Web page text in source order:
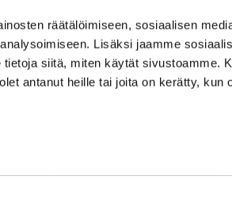
räätälöimiseen, sosiaalisen
Lisäksi jaamme
siitä, miten käytät sivustoamme.
antanut heille tai joita on kerätty, kun